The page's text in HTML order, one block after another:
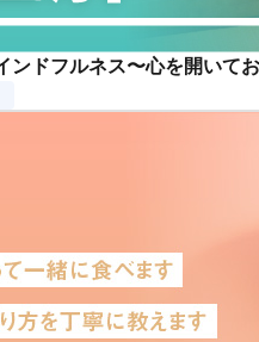
ンドフルネス〜心を開いて